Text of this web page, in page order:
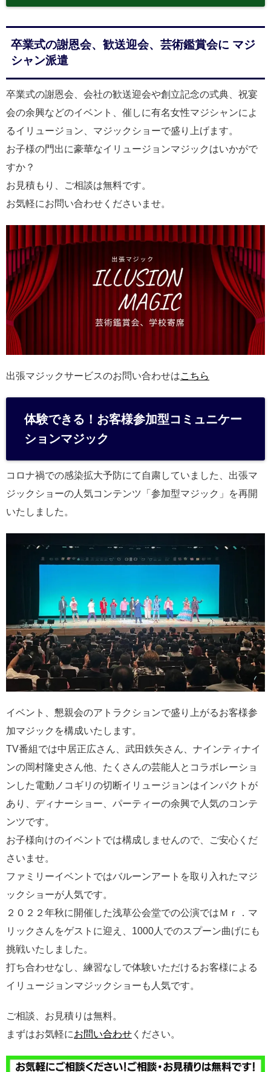
卒業式の謝恩会、歓送迎会、芸術鑑賞会に マジ
シャン派遣
卒業式の謝恩会、会社の歓送迎会や創立記念の式典、祝宴
会の余興などのイベント、催しに有名女性マジシャンによ
るイリュージョン、マジックショーで盛り上げます。
お子様の門出に豪華なイリュージョンマジックはいかがで
すか？
お見積もり、ご相談は無料です。
お気軽にお問い合わせくださいませ。
出張マジックサービスのお問い合わせはこちら
体験できる！お客様参加型コミュニケー
ションマジック
コロナ禍での感染拡大予防にて自粛していました、出張マ
ジックショーの人気コンテンツ「参加型マジック」を再開
いたしました。
イベント、懇親会のアトラクションで盛り上がるお客様参
加マジックを構成いたします。
TV番組では中居正広さん、武田鉄矢さん、ナインティナイ
ンの岡村隆史さん他、たくさんの芸能人とコラボレーショ
ンした電動ノコギリの切断イリュージョンはインパクトが
あり、ディナーショー、パーティーの余興で人気のコンテ
ンツです。
お子様向けのイベントでは構成しませんので、ご安心くだ
さいませ。
ファミリーイベントではバルーンアートを取り入れたマジ
ックショーが人気です。
２０２２年秋に開催した浅草公会堂での公演ではＭｒ．マ
リックさんをゲストに迎え、1000人でのスプーン曲げにも
挑戦いたしました。
打ち合わせなし、練習なしで体験いただけるお客様による
イリュージョンマジックショーも人気です。
ご相談、お見積りは無料。
まずはお気軽にお問い合わせ ください。